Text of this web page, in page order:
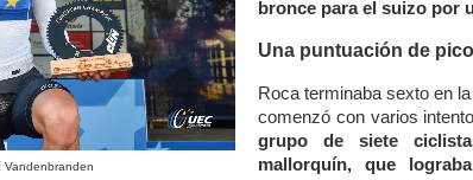
Vandenbranden
bronce para el suizo por
Una puntuación de
Roca terminaba sexto en
comenzó con varios
grupo de siete
mallorquín, que